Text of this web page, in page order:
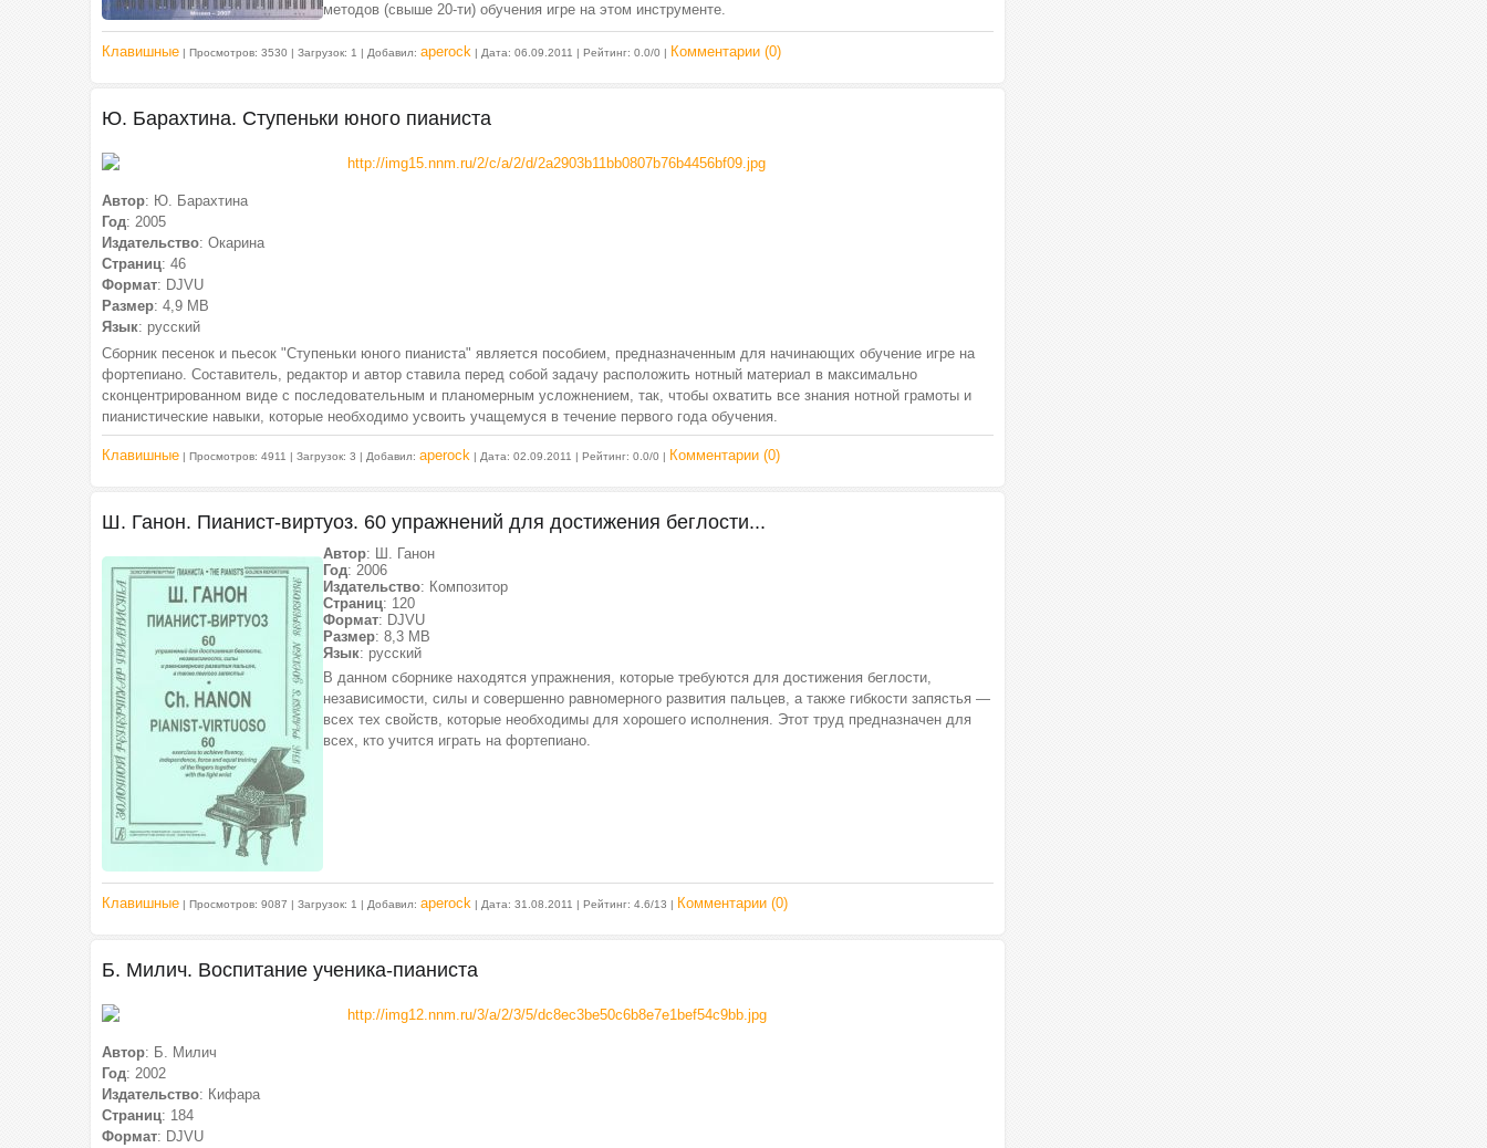
методов (свыше 20-ти) обучения игре на этом инструменте.
Клавишные | Просмотров: 3530 | Загрузок: 1 | Добавил: aperock | Дата: 06.09.2011 | Рейтинг: 0.0/0 | Комментарии (0)
Ю. Барахтина. Ступеньки юного пианиста
Автор: Ю. Барахтина
Год: 2005
Издательство: Окарина
Страниц: 46
Формат: DJVU
Размер: 4,9 МВ
Язык: русский
Сборник песенок и пьесок "Ступеньки юного пианиста" является пособием, предназначенным для начинающих обучение игре на
фортепиано. Составитель, редактор и автор ставила перед собой задачу расположить нотный материал в максимально
сконцентрированном виде с последовательным и планомерным усложнением, так, чтобы охватить все знания нотной грамоты и
пианистические навыки, которые необходимо усвоить учащемуся в течение первого года обучения.
Клавишные | Просмотров: 4911 | Загрузок: 3 | Добавил: aperock | Дата: 02.09.2011 | Рейтинг: 0.0/0 | Комментарии (0)
Ш. Ганон. Пианист-виртуоз. 60 упражнений для достижения беглости...
Автор: Ш. Ганон
Год: 2006
Издательство: Композитор
Страниц: 120
Формат: DJVU
Размер: 8,3 МВ
Язык: русский
В данном сборнике находятся упражнения, которые требуются для достижения беглости,
независимости, силы и совершенно равномерного развития пальцев, а также гибкости запястья —
всех тех свойств, которые необходимы для хорошего исполнения. Этот труд предназначен для
всех, кто учится играть на фортепиано.
Клавишные | Просмотров: 9087 | Загрузок: 1 | Добавил: aperock | Дата: 31.08.2011 | Рейтинг: 4.6/13 | Комментарии (0)
Б. Милич. Воспитание ученика-пианиста
Автор: Б. Милич
Год: 2002
Издательство: Кифара
Страниц: 184
Формат: DJVU